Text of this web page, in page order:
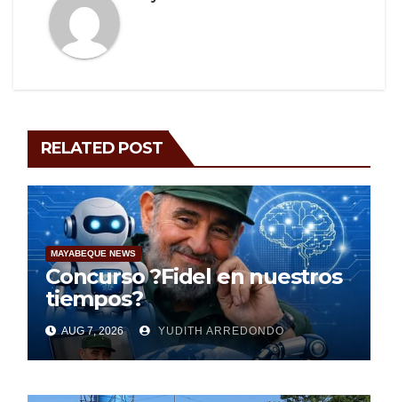
RELATED POST
MAYABEQUE NEWS
Concurso ?Fidel en nuestros
tiempos?
AUG 7, 2026 YUDITH ARREDONDO